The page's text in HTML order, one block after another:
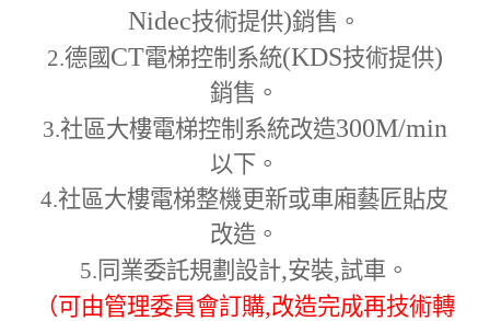
Nidec技術提供)銷售。
2.德國 CT電梯控制系統(KDS技術提供)
銷售。
3.社區大樓電梯控制系統改造300M/min
以下。
4.社區大樓電梯整機更新或車廂藝匠貼皮
改造。
5. 同業委託規劃設計,安裝,試車。
（可由管理委員會訂購,改造完成再技術轉